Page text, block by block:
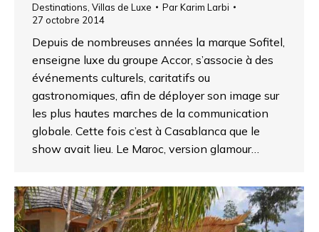
Destinations Villas de Luxe ParKarim Larbi
27 octobre 2014
Depuis de nombreuses années la marque Sofitel,
enseigne luxe du groupe Accor, s’associe à des
événements culturels, caritatifs ou
gastronomiques, afin de déployer son image sur
les plus hautes marches de la communication
globale. Cette fois c’est à Casablanca que le
show avait lieu. Le Maroc, version glamour…